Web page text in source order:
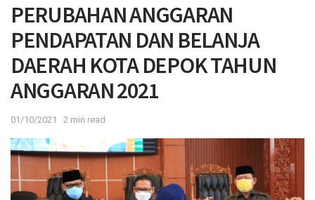
PERUBAHAN ANGGARAN
PENDAPATAN DAN BELANJA
DAERAH KOTA DEPOK TAHUN
ANGGARAN 2021
01/10/2021 2 min read